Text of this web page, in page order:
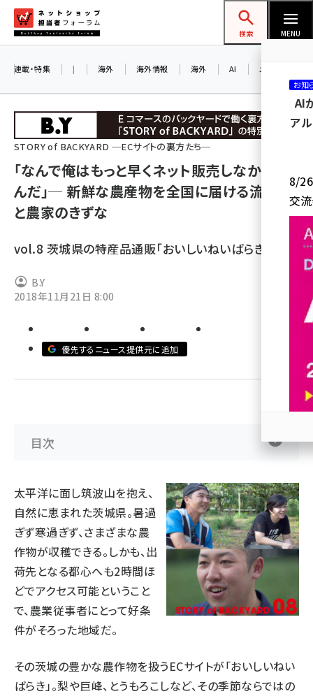
ン
ネットショップ担当者フォーラム
検索 MENU
yahoo (1906)
楽天 (1874)
revico (744)
連載・特集 | 海外 海外情報 海外 AI メタバース
STORY of BACKYARD ─ECサイトの裏方たち─
「なんで俺はもっと早くネット販売しなかった
んだ」─ 新鮮な農産物を全国に届ける流通元
と農家のきずな
vol.8 茨城県の特産品通販「おいしいねいばらき」
B.Y
2018年11月21日 8:00
優先するニュース提供元に追加
目次
太平洋に面し筑波山を抱え、
自然に恵まれた茨城県。暑過
ぎず寒過ぎず、さまざまな農
作物が収穫できる。しかも、出
荷先となる都心へも2時間ほ
どでアクセス可能ということ
で、農業従事者にとって好条
件がそろった地域だ。
その茨城の豊かな農作物を扱うECサイトが「おいしいねい
ばらき」。梨や巨峰、とうもろこしなど、その季節ならではの
お知
AI
ア
8/26
交
参